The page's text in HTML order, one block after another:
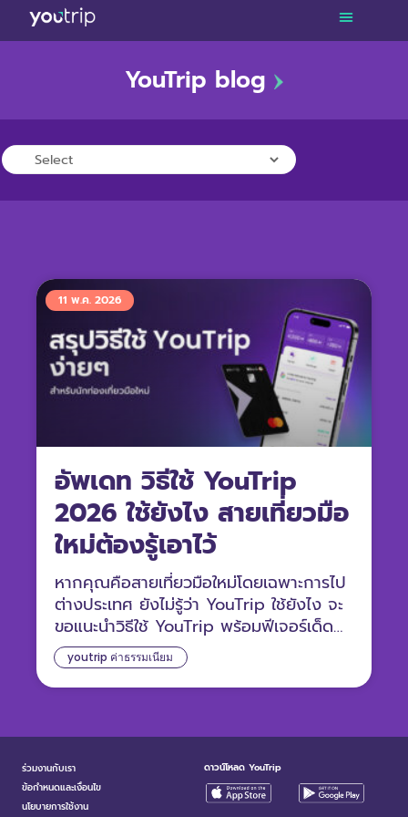
YouTrip blog
youtrip ค่าธรรมเนียม
อัพเดท วิธีใช้ YouTrip
2026 ใช้ยังไง สายเที่ยวมือ
ใหม่ต้องรู้เอาไว้
หากคุณคือสายเที่ยวมือใหม่โดยเฉพาะการไป
ต่างประเทศ ยังไม่รู้ว่า YouTrip ใช้ยังไง จะ
ขอแนะนำวิธีใช้ YouTrip พร้อมฟีเจอร์เด็ด
โดนใจ คุ้มค่ากว่าเคย
11 พ.ค. 2026
ร่วมงานกับเรา
ข้อกำหนดและเงื่อนไข
นโยบายการใช้งาน
ดาวน์โหลด YouTrip